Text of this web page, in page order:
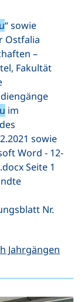
Fenster),
“ sowie
Ostfalia
–
Fakultät
im
sowie
Word - 12-
Seite 1
Nr.
Jahrgängen